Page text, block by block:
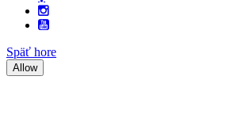
Späť hore
Allow